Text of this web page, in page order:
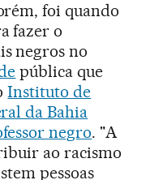
foi quando
fazer o
negros no
pública que
Instituto de
da Bahia
negro. "A
ao racismo
pessoas